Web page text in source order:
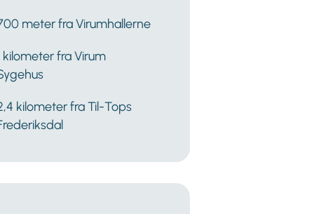
meter fra Virumhallerne
kilometer fra Virum
kilometer fra Til-Tops